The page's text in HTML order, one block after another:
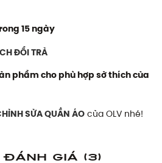
15 ngày
ĐỔI TRẢ
phẩm cho phù hợp sở thích của
SỬA QUẦN ÁO của OLV nhé!
đánh giá (3)